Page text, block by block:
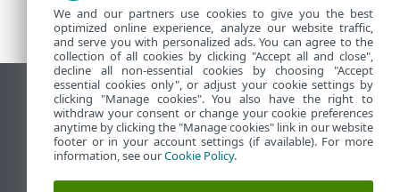
Wyświetl witrynę internetową dla
komputerów
End of Life
Baza wiedzy ESET
We and our partners use cookies to give you the best
optimized online experience, analyze our website traffic,
and serve you with personalized ads. You can agree to the
collection of all cookies by clicking "Accept all and close",
decline all non-essential cookies by choosing "Accept
essential cookies only", or adjust your cookie settings by
clicking "Manage cookies". You also have the right to
withdraw your consent or change your cookie preferences
anytime by clicking the "Manage cookies" link in our website
footer or in your account settings (if available). For more
information, see ourCookie Policy.